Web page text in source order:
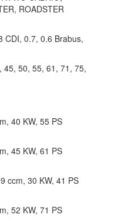
ROADSTER
CDI, 0.7, 0.6 Brabus,
45, 50, 55, 61, 71, 75,
40 KW, 55 PS
45 KW, 61 PS
ccm, 30 KW, 41 PS
52 KW, 71 PS